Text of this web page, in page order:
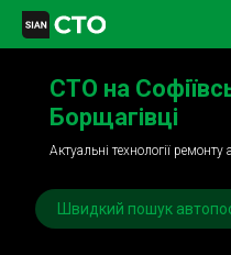
+380 95781-84-
+380 98791-84-
СТО на
Борщагівці
Актуальні технології ремонту